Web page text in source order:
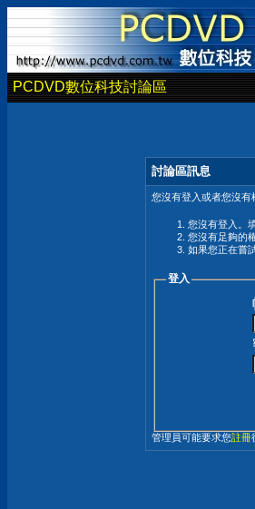
PCDVD數位科技討論區
討論區訊息
您沒有登入或者您沒
您沒有登入。
您沒有足夠的
如果您正在嘗
登入
管理員可能要求您註冊